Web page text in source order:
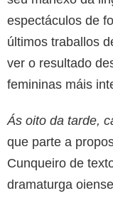
espectáculos de
últimos traballos
ver o resultado
femininas máis
Ás oito da tarde,
que parte a
Cunqueiro de
dramaturga